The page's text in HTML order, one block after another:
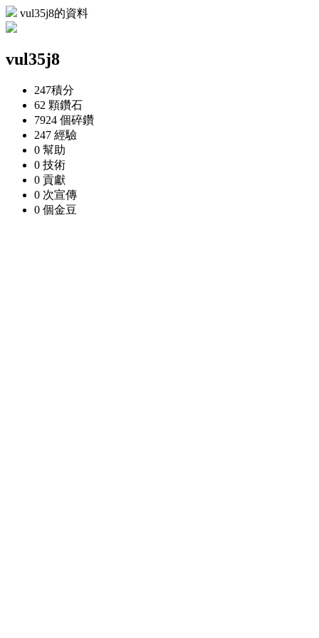
vul35j8的資料
vul35j8
247積分
62 顆鑽石
7924 個碎鑽
247 經驗
0 幫助
0 技術
0 貢獻
0 次宣傳
0 個金豆